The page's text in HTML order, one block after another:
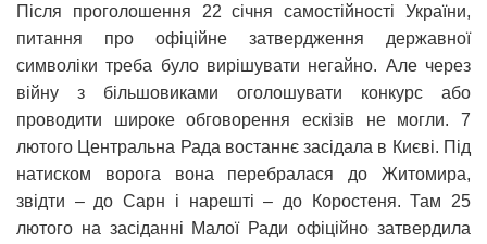
Після проголошення 22 січня самостійності України,
питання про офіційне затвердження державної
символіки треба було вирішувати негайно. Але через
війну з більшовиками оголошувати конкурс або
проводити широке обговорення ескізів не могли. 7
лютого Центральна Рада востаннє засідала в Києві. Під
натиском ворога вона перебралася до Житомира,
звідти – до Сарн і нарешті – до Коростеня. Там 25
лютого на засіданні Малої Ради офіційно затвердила